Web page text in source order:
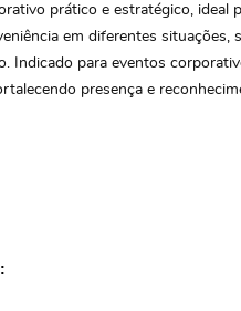
prático e estratégico, ideal
em diferentes
Indicado para eventos
presença e